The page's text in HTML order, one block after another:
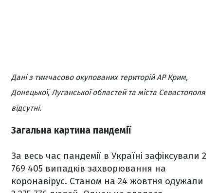
Дані з тимчасово окупованих територій АР Крим,
Донецької, Луганської областей та міста Севастополя
відсутні.
Загальна картина пандемії
За весь час пандемії в Україні зафіксували 2
769 405 випадків захворювання на
коронавірус. Станом на 24 жовтня одужали